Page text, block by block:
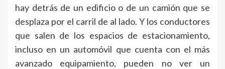
hay detrás de un edificio o de un camión que se
desplaza por el carril de al lado. Y los conductores
que salen de los espacios de estacionamiento,
incluso en un automóvil que cuenta con el más
avanzado equipamiento, pueden no ver un